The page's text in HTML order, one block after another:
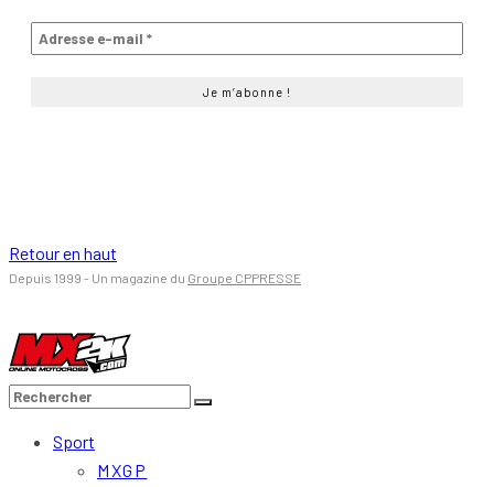
Retour en haut
Depuis 1999 - Un magazine du Groupe CPPRESSE
Sport
MXGP